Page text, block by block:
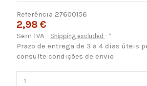
Referência 27600156
2,98 €
Sem IVA Shipping excluded *
Prazo de entrega de 3 a 4 dias úteis
consulte condições de envio